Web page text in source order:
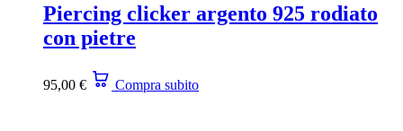
Piercing clicker argento 925 rodiato
con pietre
95,00 € Compra subito